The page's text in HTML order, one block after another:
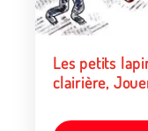
Les petits
clairière,